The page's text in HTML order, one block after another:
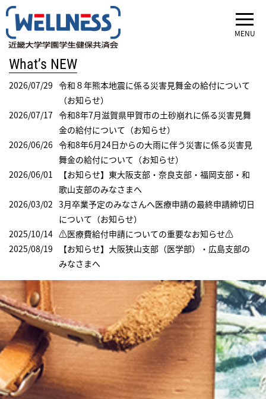
MENU
What’s NEW
2026/07/29 令和８年熊本地震に係る災害見舞金の給付について
（お知らせ）
2026/07/17 令和8年7月滋賀県甲賀市の土砂崩れに係る災害見舞
金の給付について（お知らせ）
2026/06/26 令和8年6月24日からの大雨に伴う災害に係る災害見
舞金の給付について（お知らせ）
2026/06/01
【お知らせ】東大阪支部・奈良支部・福岡支部・和
歌山支部のみなさまへ
2026/03/02 3月卒業予定のみなさんへ医療申請の最終申請締切日
について（お知らせ）
2025/10/14 ⚠医療費給付申請についての重要なお知らせ⚠
2025/08/19
【お知らせ】大阪狭山支部（医学部）・広島支部の
みなさまへ